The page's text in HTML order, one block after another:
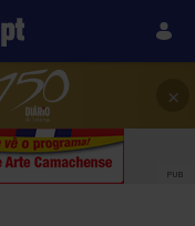
×
PUB